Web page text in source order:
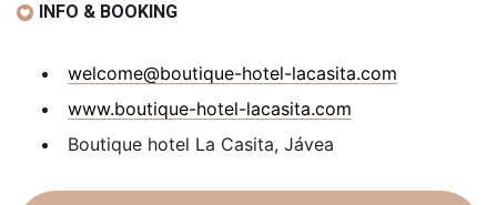
INFO & BOOKING
welcome@boutique-hotel-lacasita.com
www.boutique-hotel-lacasita.com
Boutique hotel La Casita, Jávea